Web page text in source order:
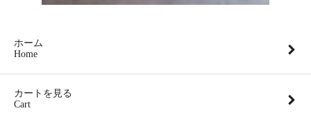
ホーム
Home
カートを見る
Cart